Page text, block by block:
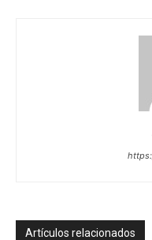
Artículos relacionados